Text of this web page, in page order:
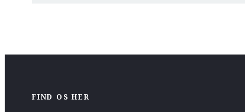
FIND OS HER